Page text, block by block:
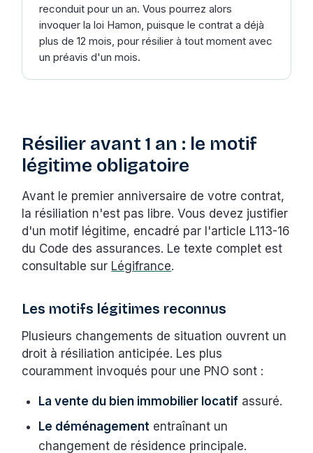
reconduit pour un an. Vous pourrez alors
invoquer la loi Hamon, puisque le contrat a déjà
plus de 12 mois, pour résilier à tout moment avec
un préavis d'un mois.
Résilier avant 1 an : le motif
légitime obligatoire
Avant le premier anniversaire de votre contrat,
la résiliation n'est pas libre. Vous devez justifier
d'un motif légitime, encadré par l'article L113-16
du Code des assurances. Le texte complet est
consultable sur Légifrance.
Les motifs légitimes reconnus
Plusieurs changements de situation ouvrent un
droit à résiliation anticipée. Les plus
couramment invoqués pour une PNO sont :
La vente du bien immobilier locatif assuré.
Le déménagement entraînant un
changement de résidence principale.